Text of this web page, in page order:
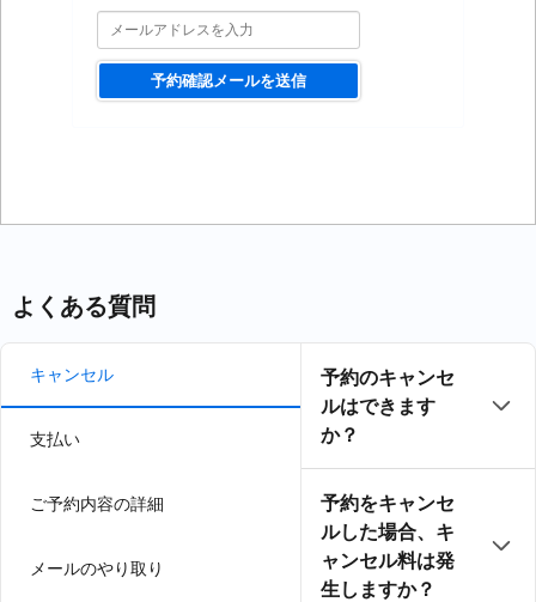
予約確認メールを送信
よくある質問
キャンセル
支払い
ご予約内容の詳細
メールのやり取り
予約のキャンセ
ルはできます
か？
予約をキャンセ
ルした場合、キ
ャンセル料は発
生しますか？